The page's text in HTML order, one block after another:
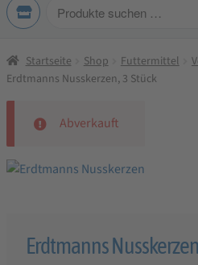
Produkte
Startseite Shop Futtermittel
Erdtmanns Nusskerzen, 3 Stück
Abverkauft
Erdtmanns